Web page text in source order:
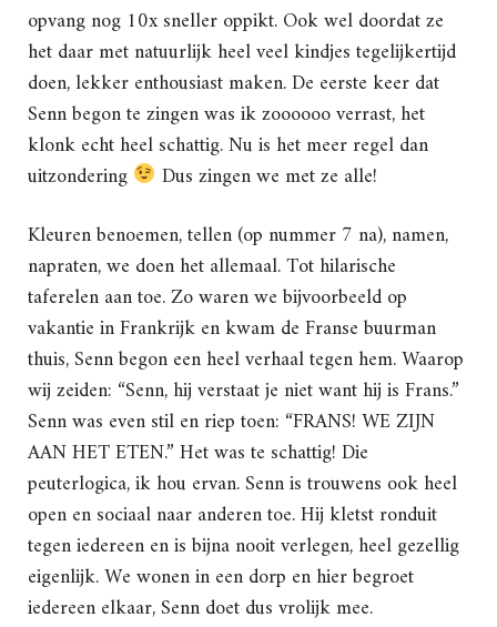
opvang nog 10x sneller oppikt. Ook wel doordat ze
het daar met natuurlijk heel veel kindjes tegelijkertijd
doen, lekker enthousiast maken. De eerste keer dat
Senn begon te zingen was ik zoooooo verrast, het
klonk echt heel schattig. Nu is het meer regel dan
uitzondering
Dus zingen we met ze alle!
Kleuren benoemen, tellen (op nummer 7 na), namen,
napraten, we doen het allemaal. Tot hilarische
taferelen aan toe. Zo waren we bijvoorbeeld op
vakantie in Frankrijk en kwam de Franse buurman
thuis, Senn begon een heel verhaal tegen hem. Waarop
wij zeiden: “Senn, hij verstaat je niet want hij is Frans.”
Senn was even stil en riep toen: “FRANS! WE ZIJN
AAN HET ETEN.” Het was te schattig! Die
peuterlogica, ik hou ervan. Senn is trouwens ook heel
open en sociaal naar anderen toe. Hij kletst ronduit
tegen iedereen en is bijna nooit verlegen, heel gezellig
eigenlijk. We wonen in een dorp en hier begroet
iedereen elkaar, Senn doet dus vrolijk mee.